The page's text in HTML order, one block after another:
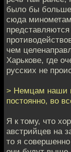
было бы
сюда
чем
Харькове, где
русских не
> Немцам наши
постоянно, во
Я к тому, что
австрийцев на
то я